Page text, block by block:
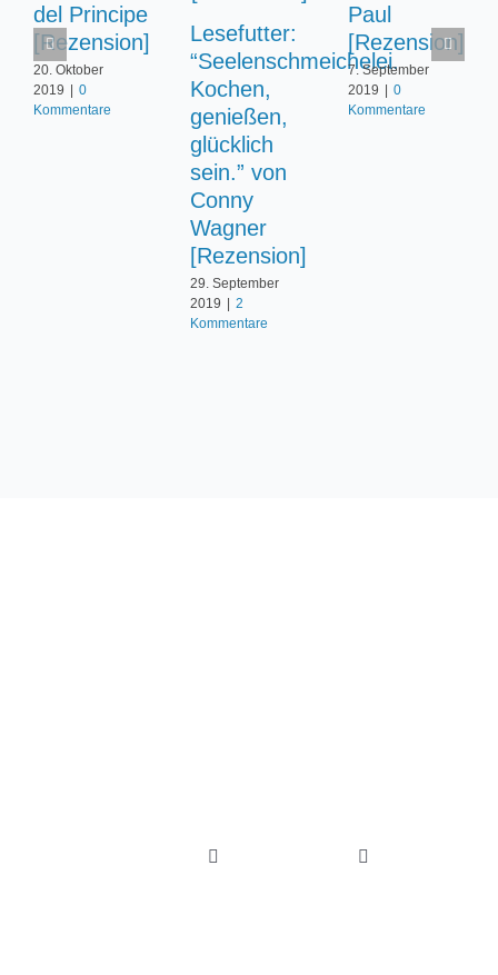
del Principe
[Rezension]
20. Oktober
2019 | 0
Kommentare
Lesefutter:
“Seelenschmeichelei.
Kochen,
genießen,
glücklich
sein.” von
Conny
Wagner
[Rezension]
29. September
2019 | 2
Kommentare
Paul
[Rezension]
7. September
2019 | 0
Kommentare
Toggle
Toggle